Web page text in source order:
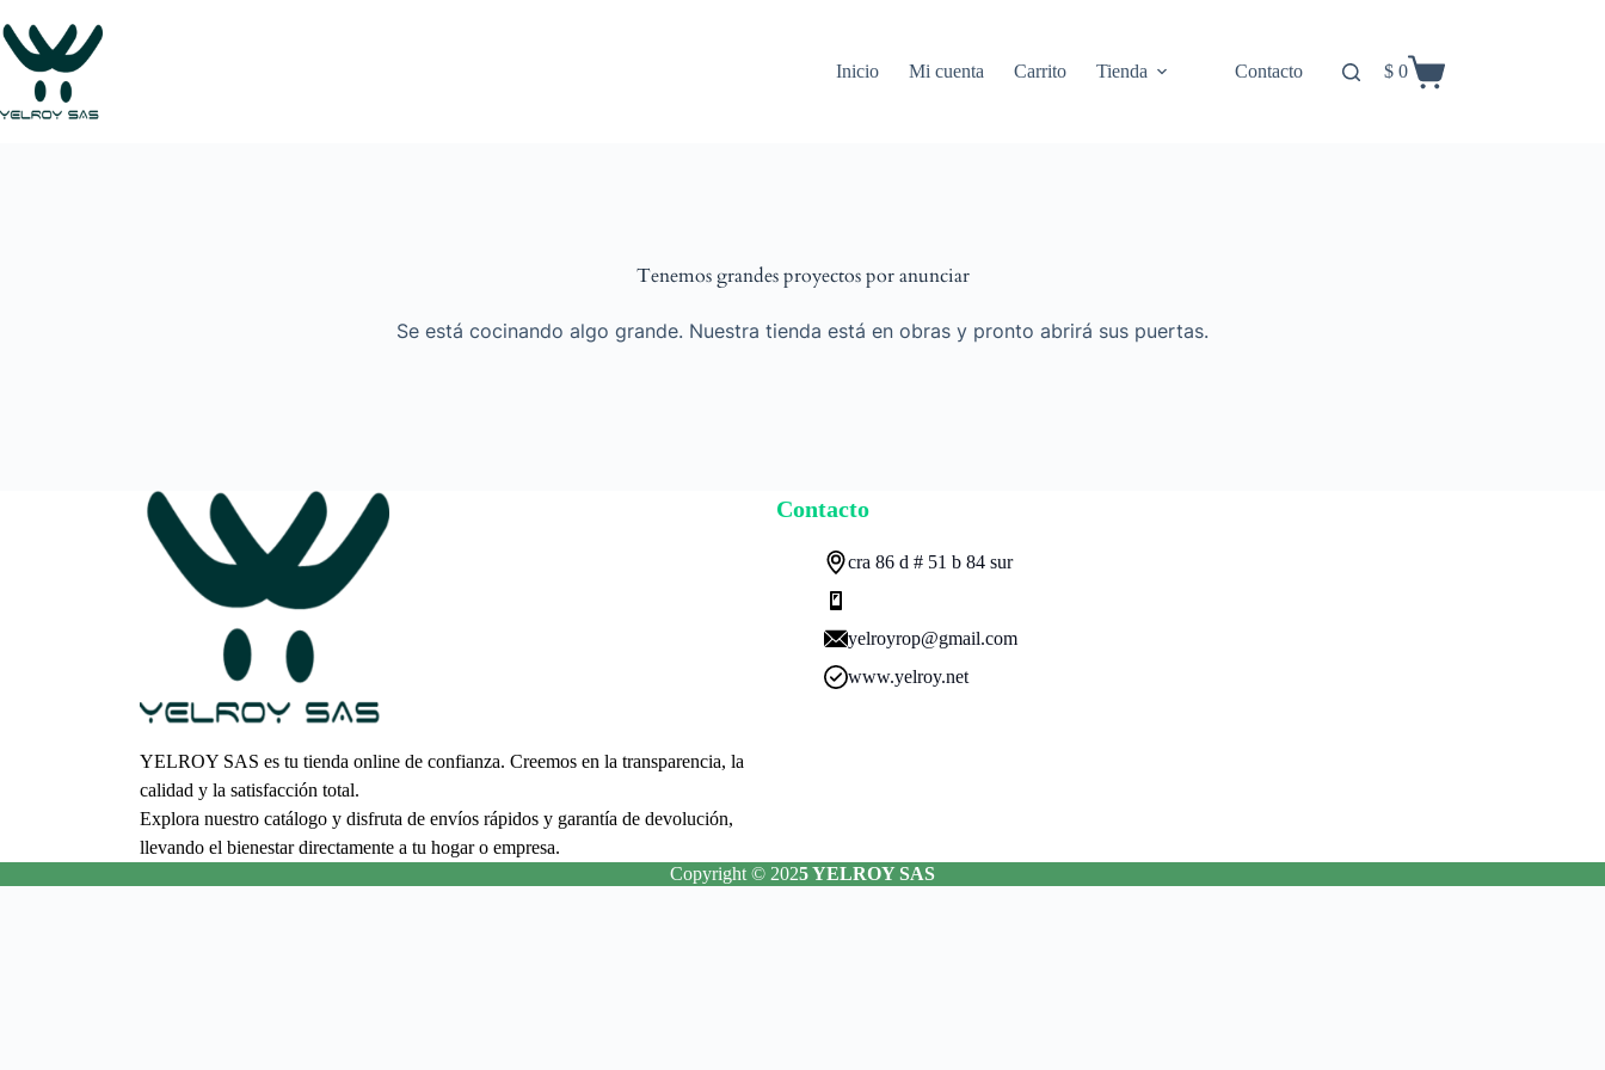
al
contenido
Inicio
Mi cuenta Carrito Tienda Contacto
Carro
$0
Tenemos grandes proyectos por anunciar
Se está cocinando algo grande. Nuestra tienda está en obras y pronto abrirá sus puertas.
YELROY SAS es tu tienda online de confianza. Creemos en la transparencia, la
calidad y la satisfacción total.
Explora nuestro catálogo y disfruta de envíos rápidos y garantía de devolución,
llevando el bienestar directamente a tu hogar o empresa.
Contacto
cra 86 d # 51 b 84 sur
yelroyrop@gmail.com
www.yelroy.net
Copyright © 2025 YELROY SAS